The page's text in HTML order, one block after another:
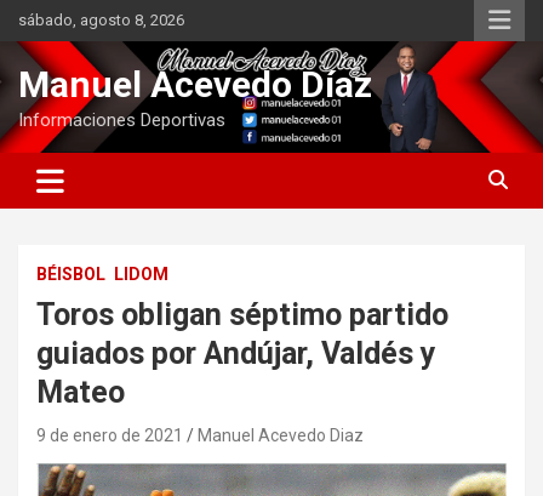
Saltar
contenido
sábado, agosto 8, 2026
Manuel Acevedo Díaz
Informaciones Deportivas
BÉISBOL LIDOM
Toros obligan séptimo partido
guiados por Andújar, Valdés y
Mateo
9 de enero de 2021 Manuel Acevedo Diaz